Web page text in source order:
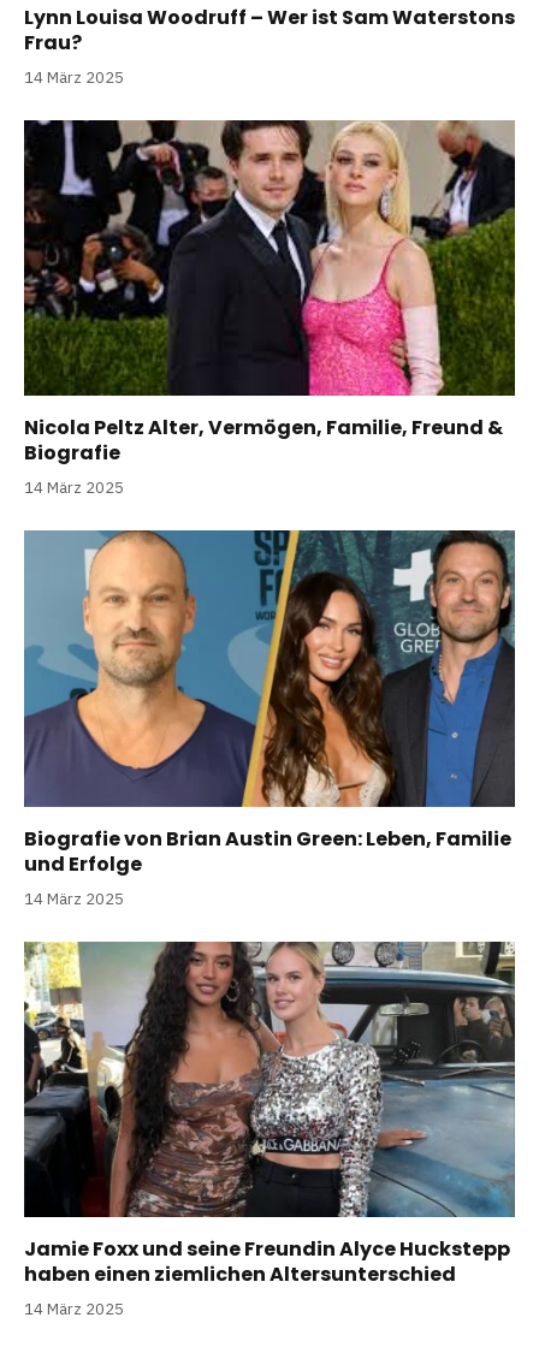
Lynn Louisa Woodruff – Wer ist Sam Waterstons
Frau?
14 März 2025
Nicola Peltz Alter, Vermögen, Familie, Freund &
Biografie
14 März 2025
Biografie von Brian Austin Green: Leben, Familie
und Erfolge
14 März 2025
Jamie Foxx und seine Freundin Alyce Huckstepp
haben einen ziemlichen Altersunterschied
14 März 2025